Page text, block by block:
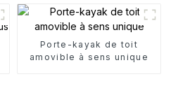
Porte-kayak de toit
amovible à sens unique